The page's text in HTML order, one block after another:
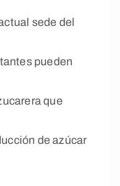
sede del
pueden
que
de azúcar